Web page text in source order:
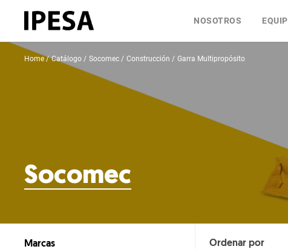
NOSOTROS
Home Catálogo Socomec Construcción Garra Multipropósito
Socomec
Marcas